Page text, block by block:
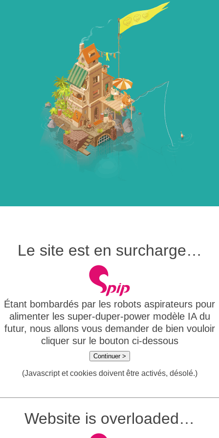
Le site est en surcharge…
Étant bombardés par les robots aspirateurs pour
alimenter les super-duper-power modèle IA du
futur, nous allons vous demander de bien vouloir
cliquer sur le bouton ci-dessous
Continuer >
(Javascript et cookies doivent être activés, désolé.)
Website is overloaded…